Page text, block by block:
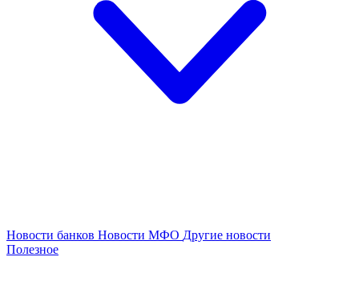
Новости банков Новости МФО Другие новости
Полезное